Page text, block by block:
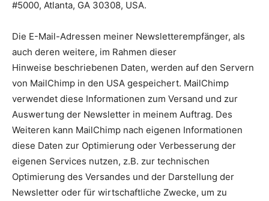
#5000, Atlanta, GA 30308, USA.
Die E-Mail-Adressen meiner Newsletterempfänger, als
auch deren weitere, im Rahmen dieser
Hinweise beschriebenen Daten, werden auf den Servern
von MailChimp in den USA gespeichert. MailChimp
verwendet diese Informationen zum Versand und zur
Auswertung der Newsletter in meinem Auftrag. Des
Weiteren kann MailChimp nach eigenen Informationen
diese Daten zur Optimierung oder Verbesserung der
eigenen Services nutzen, z.B. zur technischen
Optimierung des Versandes und der Darstellung der
Newsletter oder für wirtschaftliche Zwecke, um zu